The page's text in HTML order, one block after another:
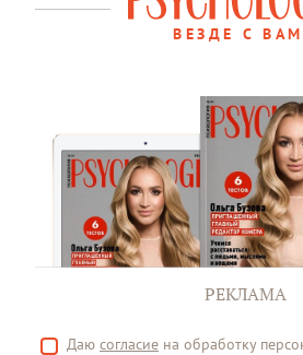
ВЕЗДЕ С
РЕКЛАМА
Даю согласие на обработку